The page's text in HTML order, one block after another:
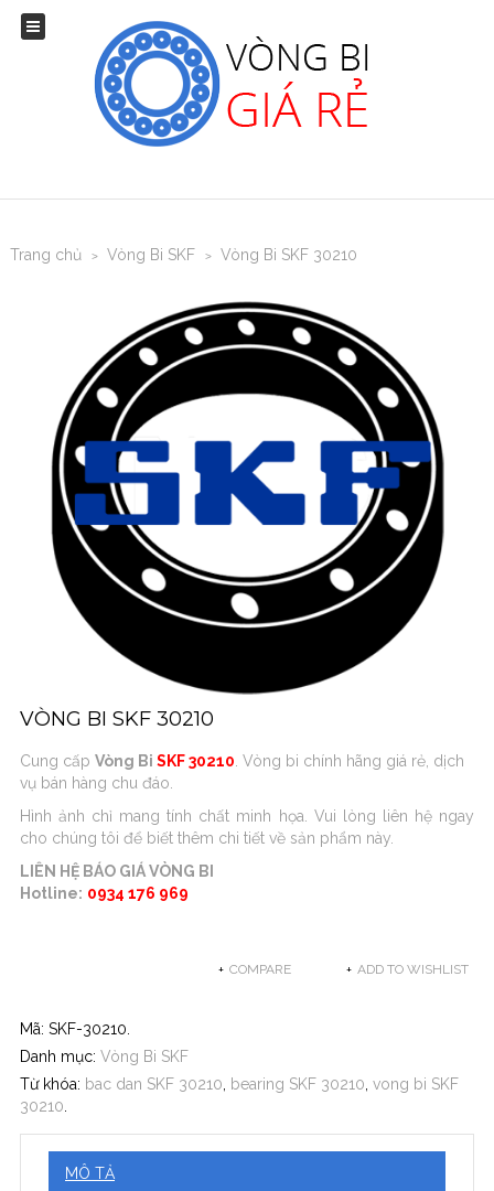
Trang chủ > Vòng Bi SKF > Vòng Bi SKF 30210
VÒNG BI SKF 30210
Cung cấp Vòng Bi SKF 30210 . Vòng bi chính hãng giá rẻ, dịch
vụ bán hàng chu đáo.
Hình ảnh chỉ mang tính chất minh họa. Vui lòng liên hệ ngay
cho chúng tôi để biết thêm chi tiết về sản phẩm này.
LIÊN HỆ BÁO GIÁ VÒNG BI
Hotline: 0934 176 969
ADD TO WISHLIST
COMPARE
Mã: SKF-30210
Danh mục: Vòng Bi SKF
Từ khóa: bac dan SKF 30210 bearing SKF 30210 vong bi SKF
30210
MÔ TẢ